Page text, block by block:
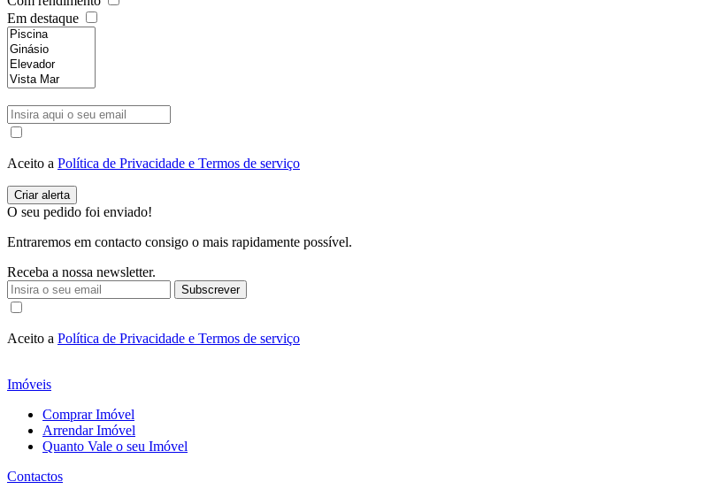
Em destaque
Aceito a Política de Privacidade e Termos de serviço
O seu pedido foi enviado!
Entraremos em contacto consigo o mais rapidamente possível.
Receba a nossa newsletter.
Subscrever
Aceito a Política de Privacidade e Termos de serviço
Imóveis
Comprar Imóvel
Arrendar Imóvel
Quanto Vale o seu Imóvel
Contactos